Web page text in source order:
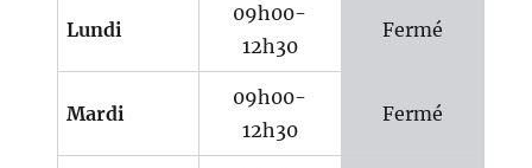
Lundi
09h00-
12h30
Fermé
Mardi
09h00-
12h30
Fermé